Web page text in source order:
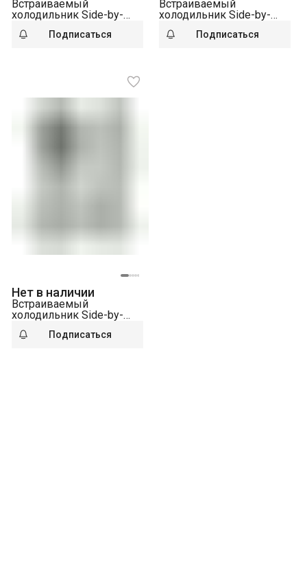
Встраиваемый
холодильник Side-by-
22 001 NoFrost
Подписаться
Встраиваемый
холодильник Side-by-
3960-22 001 BioFresh
Подписаться
Нет в наличии
Встраиваемый
холодильник Side-by-
3966-22 001 BioFresh
Подписаться